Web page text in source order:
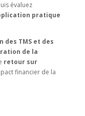
évaluez
pratique
des TMS et des
de la
retour sur
financier de la